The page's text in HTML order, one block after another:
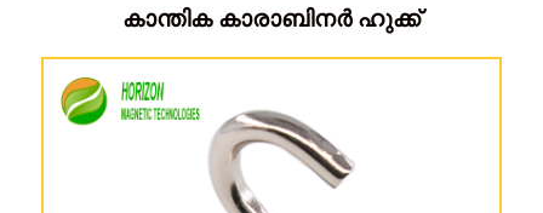
കാന്തിക കാരാബിനർ ഹുക്ക്